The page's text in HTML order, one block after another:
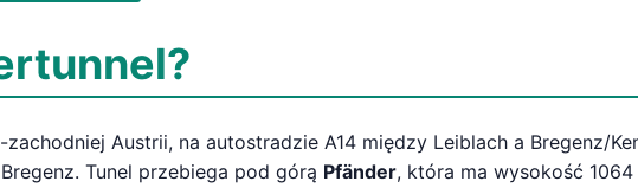
Austrii, na autostradzie A14 między Leiblach a Bregenz/
Tunel przebiega pod górą Pfänder, która ma wysokość